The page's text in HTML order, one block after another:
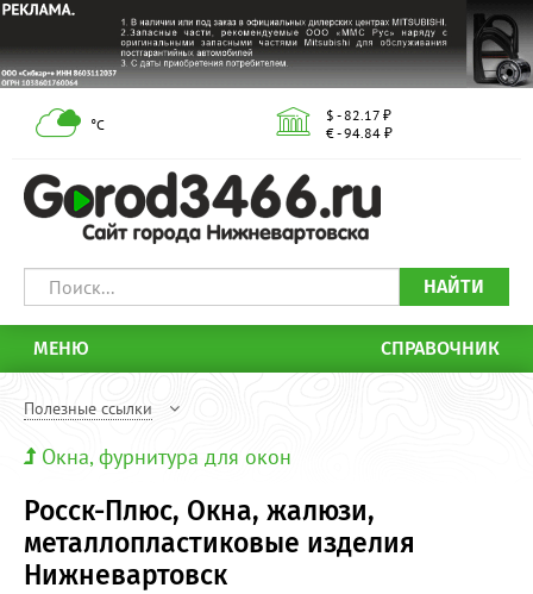
°С
$ - 82.17 ₽
€ - 94.84 ₽
НАЙТИ
МЕНЮ СПРАВОЧНИК
Полезные ссылки
Окна, фурнитура для окон
Росск-Плюс, Окна, жалюзи,
металлопластиковые изделия
Нижневартовск